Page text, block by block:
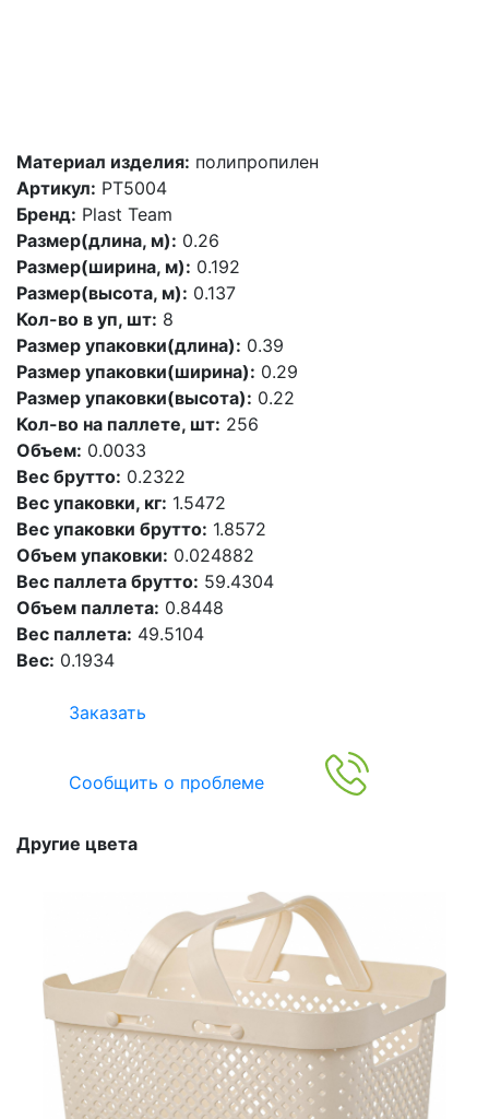
Материал изделия: полипропилен
Артикул: PT5004
Бренд: Plast Team
Размер(длина, м): 0.26
Размер(ширина, м): 0.192
Размер(высота, м): 0.137
Кол-во в уп, шт: 8
Размер упаковки(длина): 0.39
Размер упаковки(ширина): 0.29
Размер упаковки(высота): 0.22
Кол-во на паллете, шт: 256
Объем: 0.0033
Вес брутто: 0.2322
Вес упаковки, кг: 1.5472
Вес упаковки брутто: 1.8572
Объем упаковки: 0.024882
Вес паллета брутто: 59.4304
Объем паллета: 0.8448
Вес паллета: 49.5104
Вес: 0.1934
Заказать
Сообщить о проблеме
Другие цвета